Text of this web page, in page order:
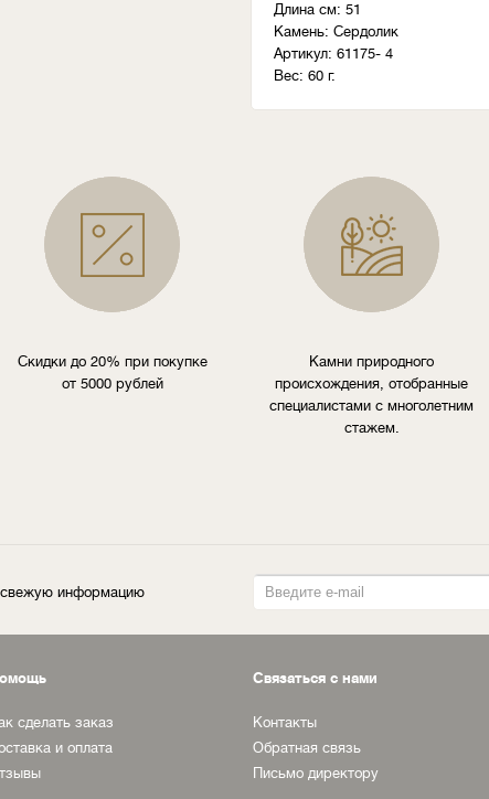
Длина см: 51
Камень: Сердолик
Артикул: 61175- 4
Вес: 60 г.
Скидки до 20% при покупке
от 5000 рублей
Камни природного
происхождения, отобранные
специалистами с многолетним
стажем.
свежую информацию
сделать заказ
и оплата
Связаться с нами
Контакты
Обратная связь
Письмо директору